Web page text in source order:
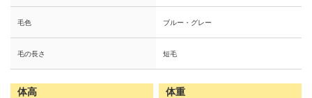
毛色 ブルー・グレー
毛の長さ 短毛
体高 体重